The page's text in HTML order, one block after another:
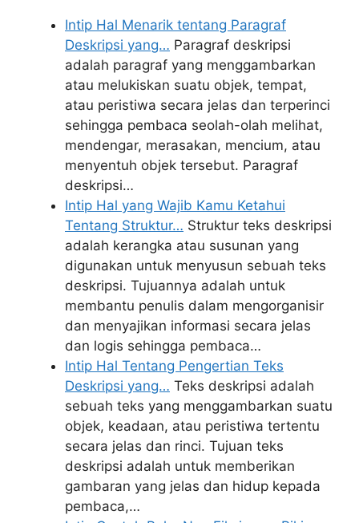
Intip Hal Menarik tentang Paragraf
Deskripsi yang… Paragraf deskripsi
adalah paragraf yang menggambarkan
atau melukiskan suatu objek, tempat,
atau peristiwa secara jelas dan terperinci
sehingga pembaca seolah-olah melihat,
mendengar, merasakan, mencium, atau
menyentuh objek tersebut. Paragraf
deskripsi…
Intip Hal yang Wajib Kamu Ketahui
Tentang Struktur… Struktur teks deskripsi
adalah kerangka atau susunan yang
digunakan untuk menyusun sebuah teks
deskripsi. Tujuannya adalah untuk
membantu penulis dalam mengorganisir
dan menyajikan informasi secara jelas
dan logis sehingga pembaca…
Intip Hal Tentang Pengertian Teks
Deskripsi yang… Teks deskripsi adalah
sebuah teks yang menggambarkan suatu
objek, keadaan, atau peristiwa tertentu
secara jelas dan rinci. Tujuan teks
deskripsi adalah untuk memberikan
gambaran yang jelas dan hidup kepada
pembaca,…